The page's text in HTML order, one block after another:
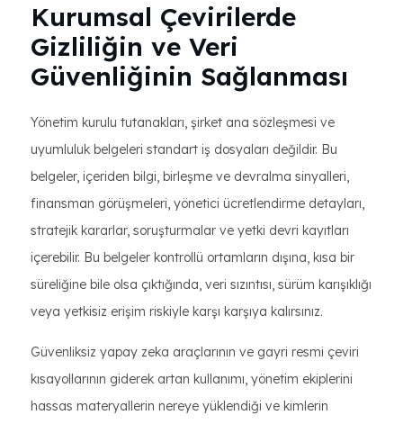
Kurumsal Çevirilerde
Gizliliğin ve Veri
Güvenliğinin Sağlanması
Yönetim kurulu tutanakları, şirket ana sözleşmesi ve
uyumluluk belgeleri standart iş dosyaları değildir. Bu
belgeler, içeriden bilgi, birleşme ve devralma sinyalleri,
finansman görüşmeleri, yönetici ücretlendirme detayları,
stratejik kararlar, soruşturmalar ve yetki devri kayıtları
içerebilir. Bu belgeler kontrollü ortamların dışına, kısa bir
süreliğine bile olsa çıktığında, veri sızıntısı, sürüm karışıklığı
veya yetkisiz erişim riskiyle karşı karşıya kalırsınız.
Güvenliksiz yapay zeka araçlarının ve gayri resmi çeviri
kısayollarının giderek artan kullanımı, yönetim ekiplerini
hassas materyallerin nereye yüklendiği ve kimlerin